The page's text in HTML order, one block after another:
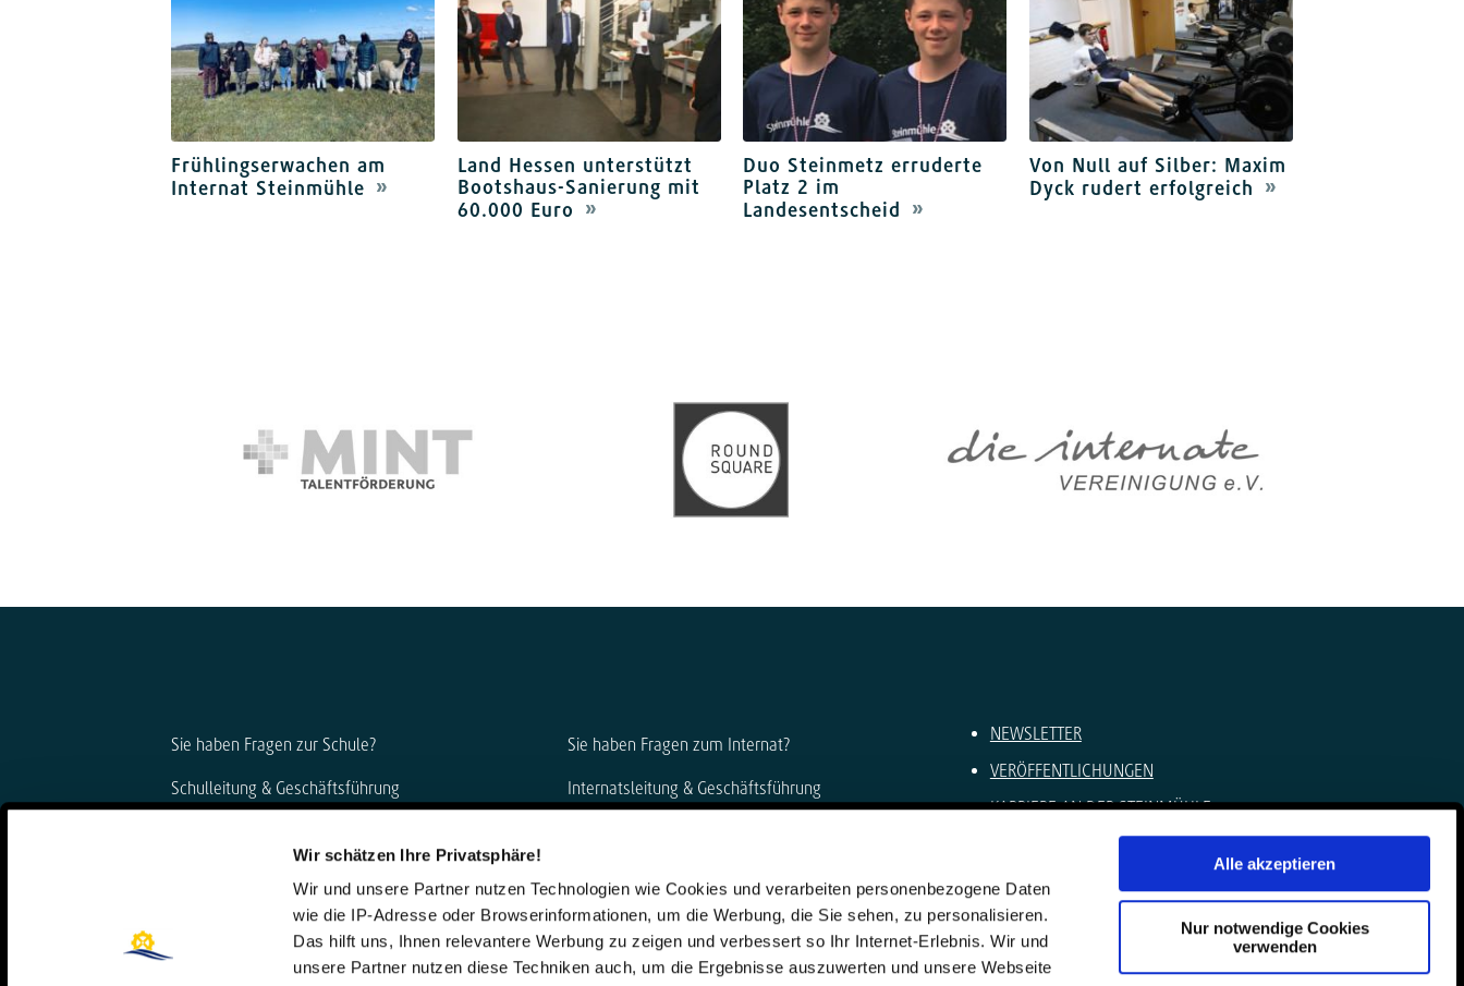
Wir schätzen Ihre Privatsphäre!
Wir und unsere Partner nutzen Technologien wie Cookies und verarbeiten personenbezogene Daten
wie die IP-Adresse oder Browserinformationen, um die Werbung, die Sie sehen, zu personalisieren.
Das hilft uns, Ihnen relevantere Werbung zu zeigen und verbessert so Ihr Internet-Erlebnis. Wir und
unsere Partner nutzen diese Techniken auch, um die Ergebnisse auszuwerten und unsere Webseite
Alle akzeptieren
Nur notwendige Cookies
verwenden
Frühlingserwachen am
Internat Steinmühle
Land Hessen unterstützt
Bootshaus-Sanierung mit
60.000 Euro
Duo Steinmetz erruderte
Platz 2 im
Landesentscheid
Von Null auf Silber: Maxim
Dyck rudert erfolgreich
Sie haben Fragen zur Schule?
Schulleitung & Geschäftsführung
Telefon: 06421 408-20
schule@steinmuehle.de
Sie haben Fragen zum Internat?
Internatsleitung & Geschäftsführung
internat@steinmuehle.de
NEWSLETTER
VERÖFFENTLICHUNGEN
KARRIERE AN DER STEINMÜHLE
IMPRESSUM
DATENSCHUTZ
KONTAKT